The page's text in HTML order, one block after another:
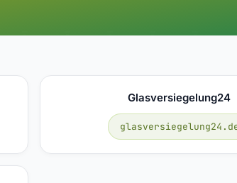
Glasversiegelung24